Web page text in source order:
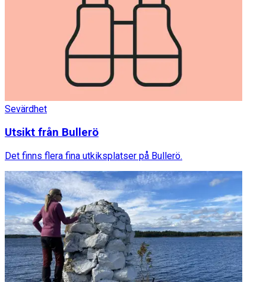
Sevärdhet
Utsikt från Bullerö
Det finns flera fina utkiksplatser på Bullerö.